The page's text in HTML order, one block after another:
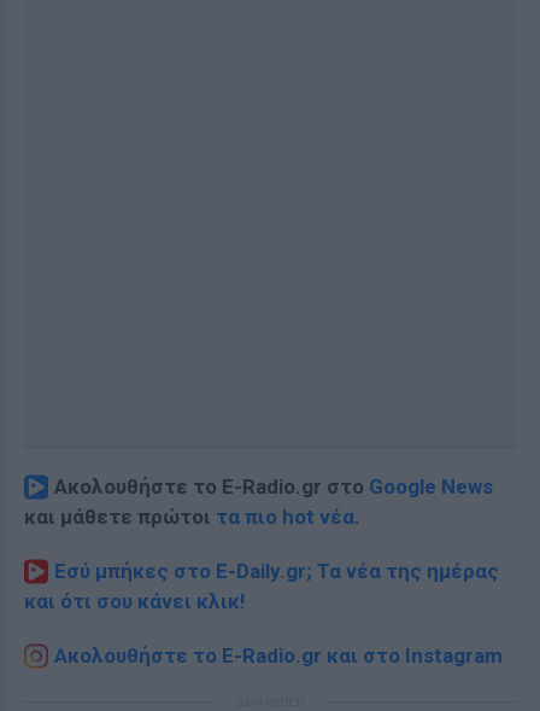
Ακολουθήστε το E-Radio.gr στο Google News
και μάθετε πρώτοι τα πιο hot νέα.
Εσύ μπήκες στο E-Daily.gr; Τα νέα της ημέρας
και ότι σου κάνει κλικ!
Ακολουθήστε το E-Radio.gr και στο Instagram